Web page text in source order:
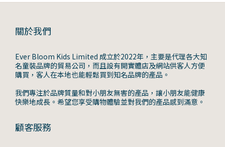
關於我們
Ever Bloom Kids Limited 成立於2022年，主要是代理各大知
名童裝品牌的貿易公司，而且設有開實體店及網站供客人方便
購買，客人在本地也能輕鬆買到知名品牌的產品。
我們專注於品牌質量和對小朋友無害的產品，讓小朋友能健康
快樂地成長。希望您享受購物體驗並對我們的產品感到滿意。
顧客服務